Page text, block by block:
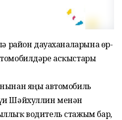
район дауаханаларына өр-
асҡыстары
яңы автомобиль
Шәйхуллин менән
водитель стажым бар,